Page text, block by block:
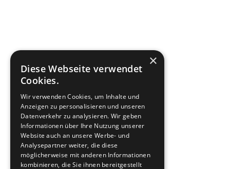
×
Diese Webseite verwendet
Cookies.
Wir verwenden Cookies, um Inhalte und
Anzeigen zu personalisieren und unseren
Datenverkehr zu analysieren. Wir geben
Informationen über Ihre Nutzung unserer
Website auch an unsere Werbe- und
Analysepartner weiter, die diese
möglicherweise mit anderen Informationen
kombinieren, die Sie ihnen bereitgestellt